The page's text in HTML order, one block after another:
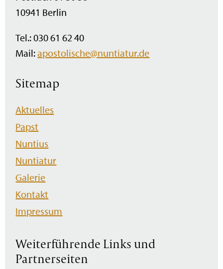
10941 Berlin
Tel.: 030 61 62 40
Mail:apostolische@nuntiatur.de
Sitemap
Navigation
überspringen
Aktuelles
Papst
Nuntius
Nuntiatur
Galerie
Kontakt
Impressum
Weiterführende Links und
Partnerseiten